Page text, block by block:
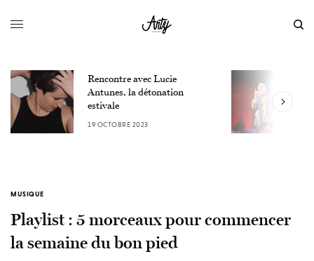
Rencontre avec Lucie
Antunes, la détonation
estivale
19 OCTOBRE 2023
MUSIQUE
Playlist : 5 morceaux pour commencer
la semaine du bon pied